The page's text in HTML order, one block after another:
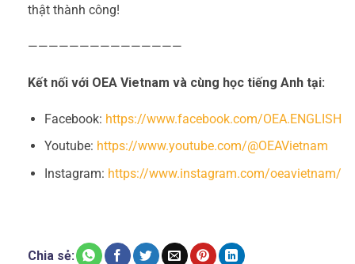
thật thành công!
———————————————
Kết nối với OEA Vietnam và cùng học tiếng Anh tại:
Facebook: https://www.facebook.com/OEA.ENGLISH
Youtube: https://www.youtube.com/@OEAVietnam
Instagram: https://www.instagram.com/oeavietnam/
Chia sẻ: